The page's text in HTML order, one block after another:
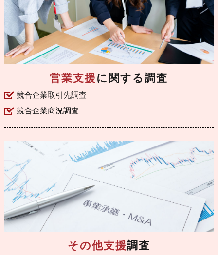
営業支援 に関する調査
競合企業取引先調査
競合企業商況調査
その他支援調査